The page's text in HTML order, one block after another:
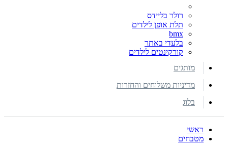
רולר בליידס
תלת אופן לילדים
bmx
בלעדי באתר
קורקינטים לילדים
מותגים
מדיניות משלוחים והחזרות
בלוג
ראשי
מטבחים